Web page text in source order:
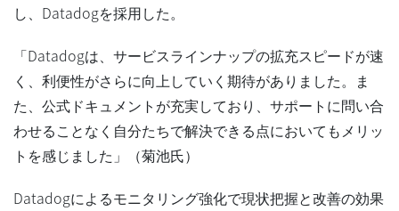
し、Datadogを採用した。
「Datadogは、サービスラインナップの拡充スピードが速
く、利便性がさらに向上していく期待がありました。ま
た、公式ドキュメントが充実しており、サポートに問い合
わせることなく自分たちで解決できる点においてもメリッ
トを感じました」（菊池氏）
Datadogによるモニタリング強化で現状把握と改善の効果